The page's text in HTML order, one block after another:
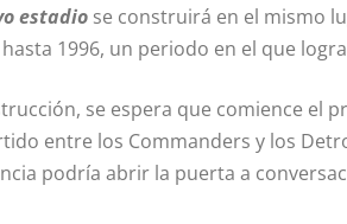
estadio se construirá en el mismo
1996, un periodo en el que
se espera que comience el
entre los Commanders y los
podría abrir la puerta a